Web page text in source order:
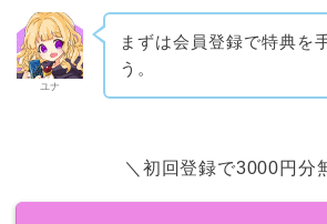
ユナ
まずは会員登録で特典を
う。
＼初回登録で3000円分